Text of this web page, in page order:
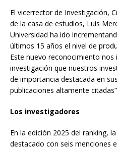
El vicerrector de Investigación,
de la casa de estudios, Luis
Universidad ha ido
últimos 15 años el nivel de
Este nuevo reconocimiento nos
investigación que nuestros
de importancia destacada en
publicaciones altamente
Los investigadores
En la edición 2025 del ranking,
destacado con seis menciones